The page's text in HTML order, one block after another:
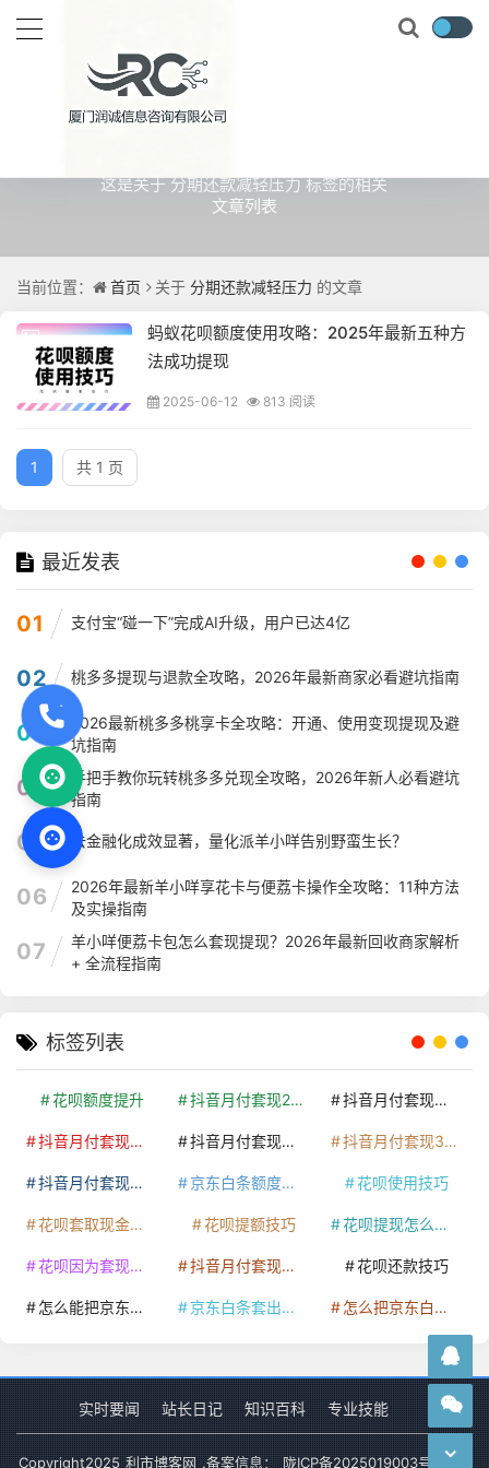
关于分期还款减轻压力
这是关于 分期还款减轻压力 标签的相关
文章列表
当前位置： 首页 关于 分期还款减轻压力 的文章
蚂蚁花呗额度使用攻略：2025年最新五种方
法成功提现
2025-06-12 813 阅读
1 共 1 页
最近发表
01 支付宝“碰一下”完成AI升级，用户已达4亿
02 桃多多提现与退款全攻略，2026年最新商家必看避坑指南
03
2026最新桃多多桃享卡全攻略：开通、使用变现提现及避
坑指南
04
手把手教你玩转桃多多兑现全攻略，2026年新人必看避坑
指南
05 去金融化成效显著，量化派羊小咩告别野蛮生长？
06
2026年最新羊小咩享花卡与便荔卡操作全攻略：11种方法
及实操指南
07
羊小咩便荔卡包怎么套现提现？2026年最新回收商家解析
+ 全流程指南
标签列表
花呗额度提升 抖音月付套现24小时接单 抖音月付套现怎么套
抖音月付套现多少手续费 抖音月付套现商家有哪些 抖音月付套现30秒技巧
抖音月付套现最新方法 京东白条额度提升 花呗使用技巧
花呗套取现金最佳方法 花呗提额技巧 花呗提现怎么操作
花呗因为套现被限额了这种情况要多久才会好 抖音月付套现秒回100起 花呗还款技巧
怎么能把京东白条额度钱套出来 京东白条套出来手续费多少 怎么把京东白条的钱取出来
实时要闻 站长日记 知识百科 专业技能
Copyright2025 利市博客网 .备案信息： 陇ICP备2025019003号-1